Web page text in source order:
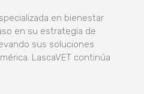
en bienestar
en su estrategia de
sus soluciones
LascaVET continúa